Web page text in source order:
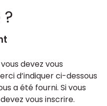
devez vous
d’indiquer ci-dessous
a été fourni. Si vous
vous inscrire.